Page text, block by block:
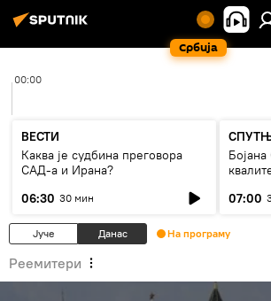
Србија
00:00
ВЕСТИ
Каква је судбина преговора
САД-а и Ирана?
06:30 30 мин
07:00
Јуче Данас На програму
Реемитери